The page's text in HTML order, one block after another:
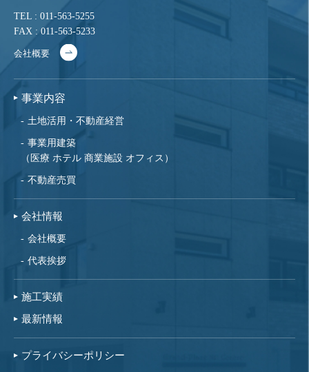
TEL : 011-563-5255
FAX : 011-563-5233
会社概要
事業内容
土地活用・不動産経営
事業用建築
（医療 ホテル 商業施設 オフィス）
不動産売買
会社情報
会社概要
代表挨拶
施工実績
最新情報
プライバシーポリシー